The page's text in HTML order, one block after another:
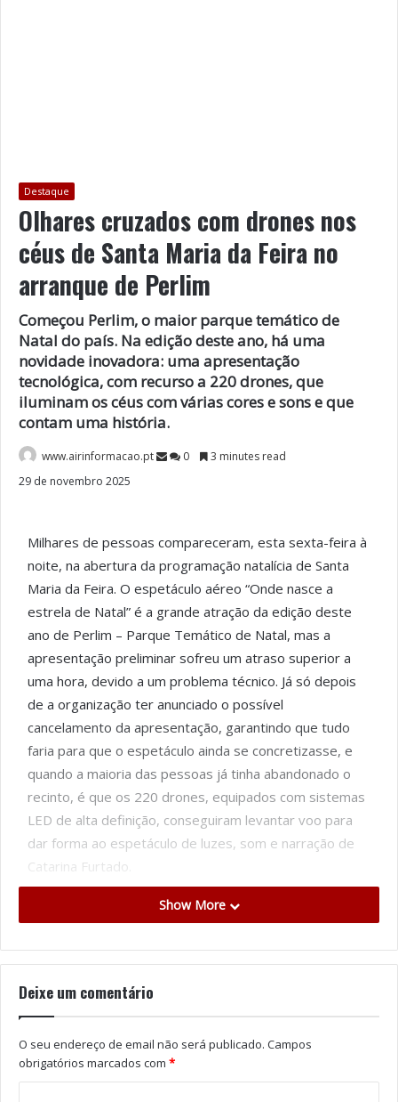
Destaque
Olhares cruzados com drones nos
céus de Santa Maria da Feira no
arranque de Perlim
Começou Perlim, o maior parque temático de
Natal do país. Na edição deste ano, há uma
novidade inovadora: uma apresentação
tecnológica, com recurso a 220 drones, que
iluminam os céus com várias cores e sons e que
contam uma história.
www.airinformacao.pt 0
3 minutes read
29 de novembro 2025
Milhares de pessoas compareceram, esta sexta-feira à
noite, na abertura da programação natalícia de Santa
Maria da Feira. O espetáculo aéreo “Onde nasce a
estrela de Natal” é a grande atração da edição deste
ano de Perlim – Parque Temático de Natal, mas a
apresentação preliminar sofreu um atraso superior a
uma hora, devido a um problema técnico. Já só depois
de a organização ter anunciado o possível
cancelamento da apresentação, garantindo que tudo
faria para que o espetáculo ainda se concretizasse, e
quando a maioria das pessoas já tinha abandonado o
recinto, é que os 220 drones, equipados com sistemas
LED de alta definição, conseguiram levantar voo para
dar forma ao espetáculo de luzes, som e narração de
Catarina Furtado.
Este espetáculo articula movimentos milimétricos dos
e apresenta uma narrativa visual pensada para
Nesta edição de Perlim, orientada para a inovação
Show More
Deixe um comentário
O seu endereço de email não será publicado. Campos
obrigatórios marcados com *